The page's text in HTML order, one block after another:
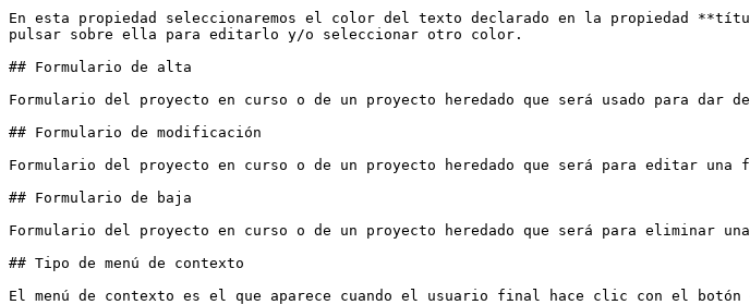
En esta propiedad seleccionaremos el color del texto declarado en la propiedad
pulsar sobre ella para editarlo y/o seleccionar otro color.
## Formulario de alta
Formulario del proyecto en curso o de un proyecto heredado que será usado para dar
## Formulario de modificación
Formulario del proyecto en curso o de un proyecto heredado que será para editar una
## Formulario de baja
Formulario del proyecto en curso o de un proyecto heredado que será para eliminar
## Tipo de menú de contexto
El menú de contexto es el que aparece cuando el usuario final hace clic con el